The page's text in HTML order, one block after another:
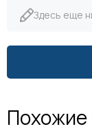
Здесь еще
Похожие